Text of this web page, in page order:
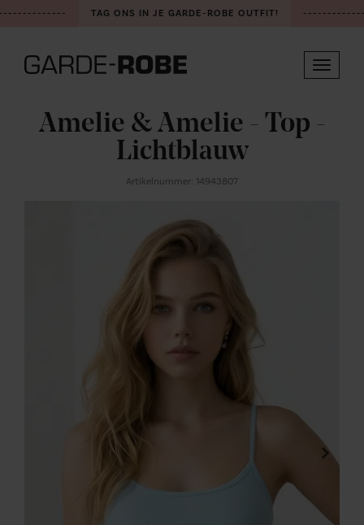
TAG ONS IN JE GARDE-ROBE OUTFIT!
Toggle
Amelie & Amelie - Top -
Lichtblauw
Artikelnummer: 14943807